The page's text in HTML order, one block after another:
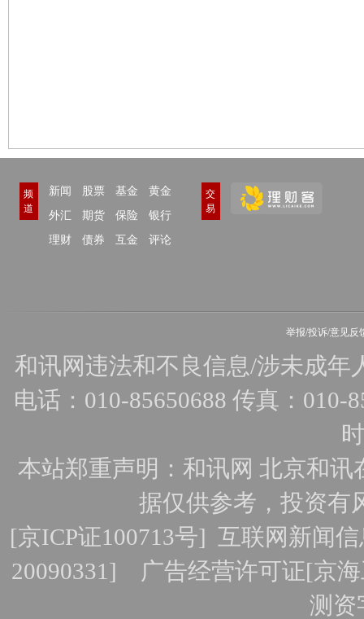
频
道
新闻 股票 基金
黄金
外汇
期货 保险
银行
理财
债券 互金 评论
交
易
举报/投诉/意见反
和讯网违法和不良信息/涉未成年
电话：010-85650688 传真：010-
本站郑重声明：和讯网 北京和
据仅供参考，投资有
[京ICP证100713号]互联网新闻
20090331] 广告经营许可证[京
测资